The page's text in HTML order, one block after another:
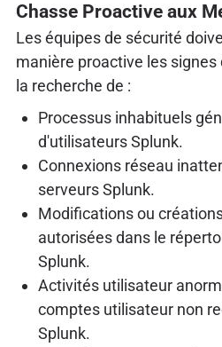
Chasse Proactive aux
Les équipes de sécurité
manière proactive les
la recherche de :
Processus inhabituels
d'utilisateurs Splunk.
Connexions réseau
serveurs Splunk.
Modifications ou
autorisées dans le
Splunk.
Activités utilisateur
comptes utilisateur non
Splunk.